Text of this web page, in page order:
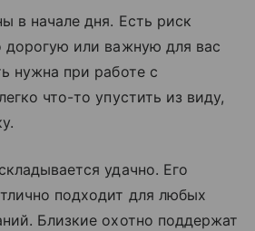
в начале дня. Есть риск
дорогую или важную для вас
нужна при работе с
что-то упустить из виду,
удачно. Его
подходит для любых
Близкие охотно поддержат